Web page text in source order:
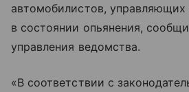
автомобилистов, управляющих
в состоянии опьянения,
управления ведомства.
«В соответствии с